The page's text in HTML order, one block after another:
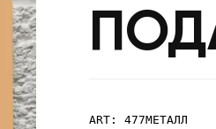
ART: 477МЕТАЛЛ